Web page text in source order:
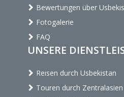
Bewertungen über
Fotogalerie
FAQ
UNSERE
Reisen durch Usbekistan
Touren durch Zentralasien